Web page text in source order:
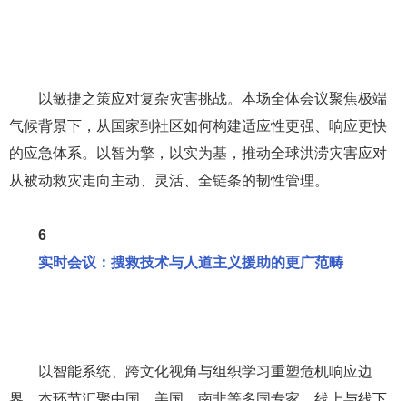
以敏捷之策应对复杂灾害挑战。本场全体会议聚焦极端
气候背景下，从国家到社区如何构建适应性更强、响应更快
的应急体系。以智为擎，以实为基，推动全球洪涝灾害应对
从被动救灾走向主动、灵活、全链条的韧性管理。
6
实时会议：搜救技术与人道主义援助的更广范畴